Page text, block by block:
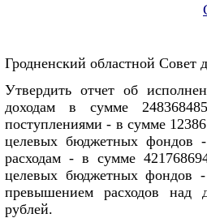
Гродненский областной
Утвердить отчет об
доходам в сумме
поступлениями - в сумме
целевых бюджетных фондов
расходам - в сумме
целевых бюджетных фондов
превышением расходов над
рублей.